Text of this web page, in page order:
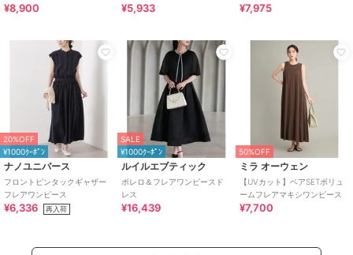
¥8,900 ¥5,933 ¥7,975
20%OFF
¥1000ｸｰﾎﾟﾝ
ナノユニバース
フロントピンタックギャザー
フレアワンピース
¥6,336 再入荷
SALE
¥1000ｸｰﾎﾟﾝ
ルイルエブティック
ボレロ＆フレアワンピースド
レス
¥16,439
50%OFF
ミラ オーウェン
【UVカット】ベアSETボリュ
ームフレアマキシワンピース
¥7,700